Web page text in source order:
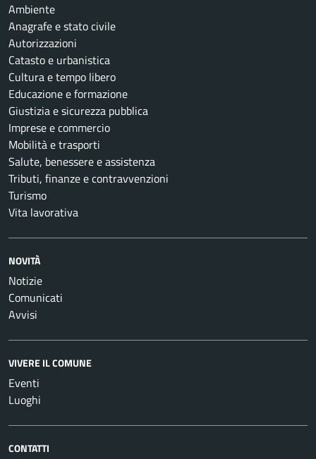
Ambiente
Anagrafe e stato civile
Autorizzazioni
Catasto e urbanistica
Cultura e tempo libero
Educazione e formazione
Giustizia e sicurezza pubblica
Imprese e commercio
Mobilità e trasporti
Salute, benessere e assistenza
Tributi, finanze e contravvenzioni
Turismo
Vita lavorativa
NOVITÀ
Notizie
Comunicati
Avvisi
VIVERE IL COMUNE
Eventi
Luoghi
CONTATTI